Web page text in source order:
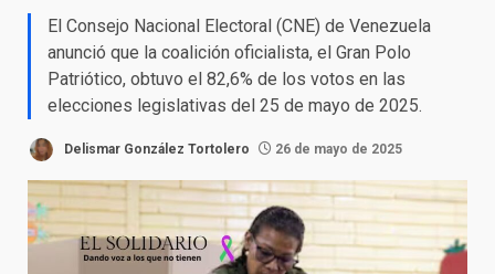
El Consejo Nacional Electoral (CNE) de Venezuela
anunció que la coalición oficialista, el Gran Polo
Patriótico, obtuvo el 82,6% de los votos en las
elecciones legislativas del 25 de mayo de 2025.
Delismar González Tortolero 26 de mayo de 2025